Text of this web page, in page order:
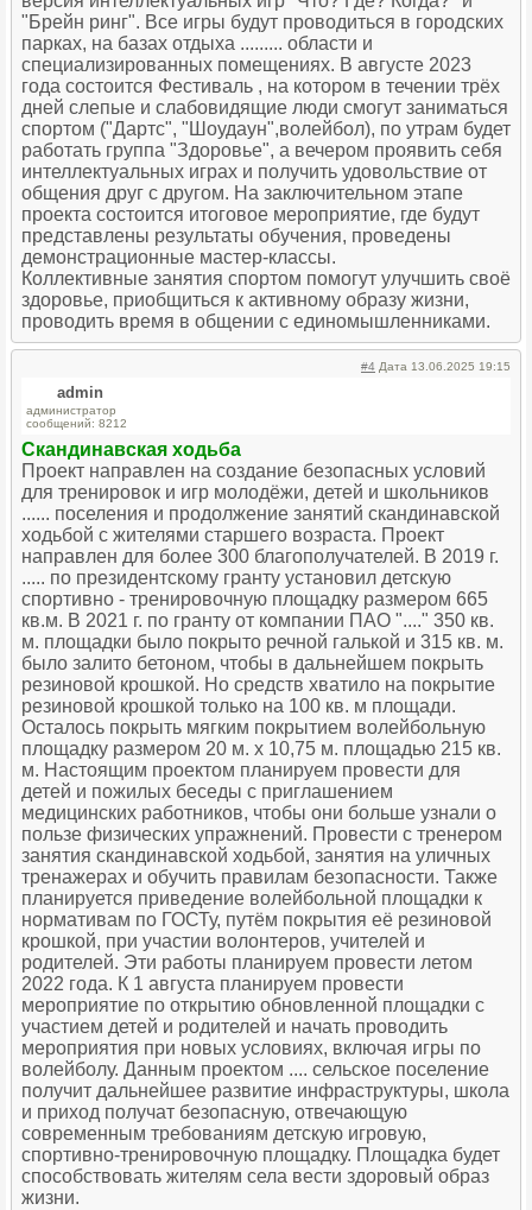
"Брейн ринг". Все игры будут проводиться в городских
парках, на базах отдыха ......... области и
специализированных помещениях. В августе 2023
года состоится Фестиваль , на котором в течении трёх
дней слепые и слабовидящие люди смогут заниматься
спортом ("Дартс", "Шоудаун",волейбол), по утрам будет
работать группа "Здоровье", а вечером проявить себя
интеллектуальных играх и получить удовольствие от
общения друг с другом. На заключительном этапе
проекта состоится итоговое мероприятие, где будут
представлены результаты обучения, проведены
демонстрационные мастер-классы.
Коллективные занятия спортом помогут улучшить своё
здоровье, приобщиться к активному образу жизни,
проводить время в общении с единомышленниками.
#4 Дата 13.06.2025 19:15
admin
администратор
сообщений: 8212
Скандинавская ходьба
Проект направлен на создание безопасных условий
для тренировок и игр молодёжи, детей и школьников
...... поселения и продолжение занятий скандинавской
ходьбой с жителями старшего возраста. Проект
направлен для более 300 благополучателей. В 2019 г.
..... по президентскому гранту установил детскую
спортивно - тренировочную площадку размером 665
кв.м. В 2021 г. по гранту от компании ПАО "...." 350 кв.
м. площадки было покрыто речной галькой и 315 кв. м.
было залито бетоном, чтобы в дальнейшем покрыть
резиновой крошкой. Но средств хватило на покрытие
резиновой крошкой только на 100 кв. м площади.
Осталось покрыть мягким покрытием волейбольную
площадку размером 20 м. х 10,75 м. площадью 215 кв.
м. Настоящим проектом планируем провести для
детей и пожилых беседы с приглашением
медицинских работников, чтобы они больше узнали о
пользе физических упражнений. Провести с тренером
занятия скандинавской ходьбой, занятия на уличных
тренажерах и обучить правилам безопасности. Также
планируется приведение волейбольной площадки к
нормативам по ГОСТу, путём покрытия её резиновой
крошкой, при участии волонтеров, учителей и
родителей. Эти работы планируем провести летом
2022 года. К 1 августа планируем провести
мероприятие по открытию обновленной площадки с
участием детей и родителей и начать проводить
мероприятия при новых условиях, включая игры по
волейболу. Данным проектом .... сельское поселение
получит дальнейшее развитие инфраструктуры, школа
и приход получат безопасную, отвечающую
современным требованиям детскую игровую,
спортивно-тренировочную площадку. Площадка будет
способствовать жителям села вести здоровый образ
жизни.